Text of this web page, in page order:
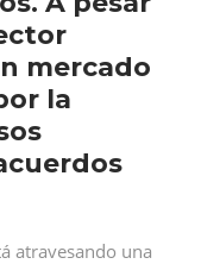
mercado
la
atravesando una